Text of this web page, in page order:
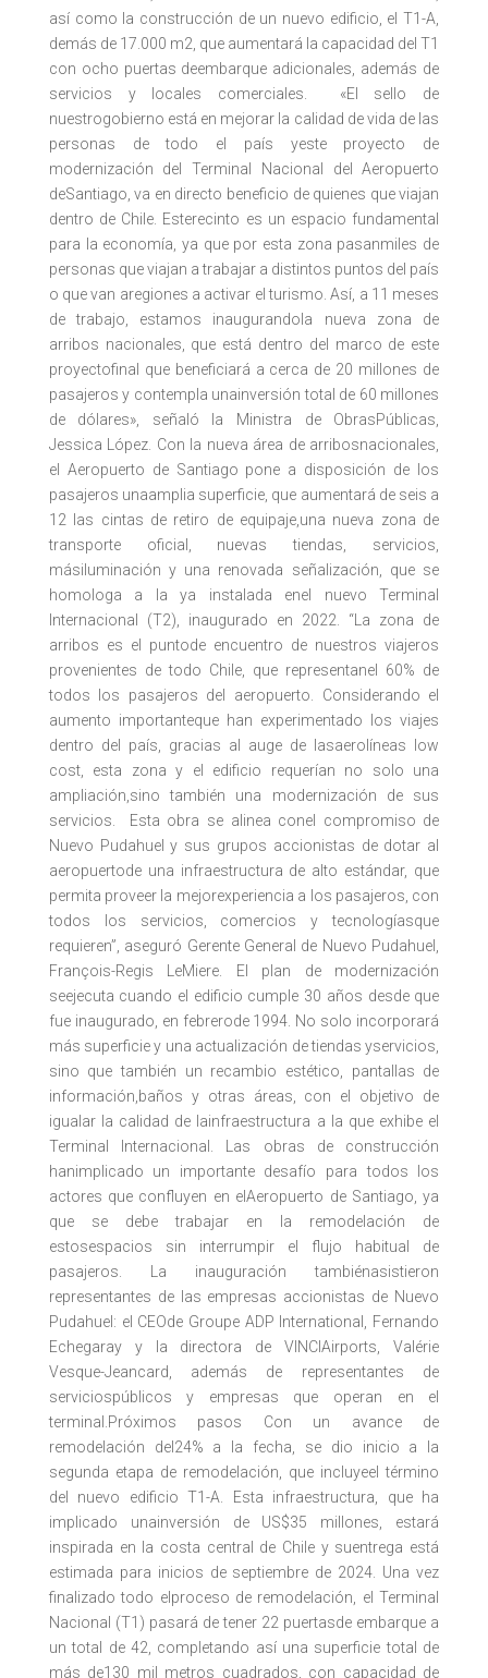
así como la construcción de un nuevo edificio, el T1-A,
demás de 17.000 m2, que aumentará la capacidad del T1
con ocho puertas deembarque adicionales, además de
servicios y locales comerciales. «El sello de
nuestrogobierno está en mejorar la calidad de vida de las
personas de todo el país yeste proyecto de
modernización del Terminal Nacional del Aeropuerto
deSantiago, va en directo beneficio de quienes que viajan
dentro de Chile. Esterecinto es un espacio fundamental
para la economía, ya que por esta zona pasanmiles de
personas que viajan a trabajar a distintos puntos del país
o que van aregiones a activar el turismo. Así, a 11 meses
de trabajo, estamos inaugurandola nueva zona de
arribos nacionales, que está dentro del marco de este
proyectofinal que beneficiará a cerca de 20 millones de
pasajeros y contempla unainversión total de 60 millones
de dólares», señaló la Ministra de ObrasPúblicas,
Jessica López. Con la nueva área de arribosnacionales,
el Aeropuerto de Santiago pone a disposición de los
pasajeros unaamplia superficie, que aumentará de seis a
12 las cintas de retiro de equipaje,una nueva zona de
transporte oficial, nuevas tiendas, servicios,
másiluminación y una renovada señalización, que se
homologa a la ya instalada enel nuevo Terminal
Internacional (T2), inaugurado en 2022. “La zona de
arribos es el puntode encuentro de nuestros viajeros
provenientes de todo Chile, que representanel 60% de
todos los pasajeros del aeropuerto. Considerando el
aumento importanteque han experimentado los viajes
dentro del país, gracias al auge de lasaerolíneas low
cost, esta zona y el edificio requerían no solo una
ampliación,sino también una modernización de sus
servicios. Esta obra se alinea conel compromiso de
Nuevo Pudahuel y sus grupos accionistas de dotar al
aeropuertode una infraestructura de alto estándar, que
permita proveer la mejorexperiencia a los pasajeros, con
todos los servicios, comercios y tecnologíasque
requieren”, aseguró Gerente General de Nuevo Pudahuel,
François-Regis LeMiere. El plan de modernización
seejecuta cuando el edificio cumple 30 años desde que
fue inaugurado, en febrerode 1994. No solo incorporará
más superficie y una actualización de tiendas yservicios,
sino que también un recambio estético, pantallas de
información,baños y otras áreas, con el objetivo de
igualar la calidad de lainfraestructura a la que exhibe el
Terminal Internacional. Las obras de construcción
hanimplicado un importante desafío para todos los
actores que confluyen en elAeropuerto de Santiago, ya
que se debe trabajar en la remodelación de
estosespacios sin interrumpir el flujo habitual de
pasajeros. La inauguración tambiénasistieron
representantes de las empresas accionistas de Nuevo
Pudahuel: el CEOde Groupe ADP International, Fernando
Echegaray y la directora de VINCIAirports, Valérie
Vesque-Jeancard, además de representantes de
serviciospúblicos y empresas que operan en el
terminal.Próximos pasos Con un avance de
remodelación del24% a la fecha, se dio inicio a la
segunda etapa de remodelación, que incluyeel término
del nuevo edificio T1-A. Esta infraestructura, que ha
implicado unainversión de US$35 millones, estará
inspirada en la costa central de Chile y suentrega está
estimada para inicios de septiembre de 2024. Una vez
finalizado todo elproceso de remodelación, el Terminal
Nacional (T1) pasará de tener 22 puertasde embarque a
un total de 42, completando así una superficie total de
más de130 mil metros cuadrados, con capacidad de